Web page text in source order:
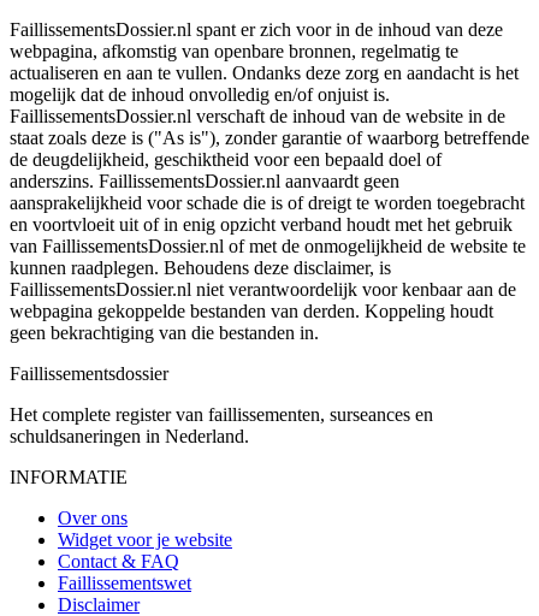
FaillissementsDossier.nl spant er zich voor in de inhoud van deze
webpagina, afkomstig van openbare bronnen, regelmatig te
actualiseren en aan te vullen. Ondanks deze zorg en aandacht is het
mogelijk dat de inhoud onvolledig en/of onjuist is.
FaillissementsDossier.nl verschaft de inhoud van de website in de
staat zoals deze is ("As is"), zonder garantie of waarborg betreffende
de deugdelijkheid, geschiktheid voor een bepaald doel of
anderszins. FaillissementsDossier.nl aanvaardt geen
aansprakelijkheid voor schade die is of dreigt te worden toegebracht
en voortvloeit uit of in enig opzicht verband houdt met het gebruik
van FaillissementsDossier.nl of met de onmogelijkheid de website te
kunnen raadplegen. Behoudens deze disclaimer, is
FaillissementsDossier.nl niet verantwoordelijk voor kenbaar aan de
webpagina gekoppelde bestanden van derden. Koppeling houdt
geen bekrachtiging van die bestanden in.
Faillissementsdossier
Het complete register van faillissementen, surseances en
schuldsaneringen in Nederland.
INFORMATIE
Over ons
Widget voor je website
Contact & FAQ
Faillissementswet
Disclaimer